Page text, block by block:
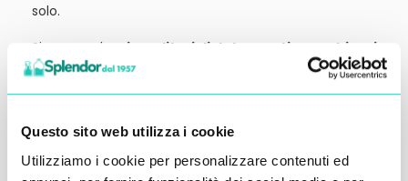
Questo sito web utilizza i cookie
Utilizziamo i cookie per personalizzare contenuti ed
solo.
Siamo anche
rivenditori di detergenti, macchinari
ed attrezzature:
tutto ciò che potrebbe servirvi,
potete trovarlo in vendita presso la nostra sede.
Contattateci qui per preventivi o anche solo per
richiedere qualche informazione.
Ci vediamo al prossimo articolo.